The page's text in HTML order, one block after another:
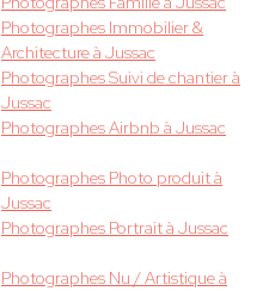
Photographes Immobilier &
Architecture à Jussac
Photographes Suivi de chantier à
Jussac
Photographes Airbnb à Jussac
Photographes Photo produit à
Jussac
Photographes Portrait à Jussac
Photographes Nu / Artistique à